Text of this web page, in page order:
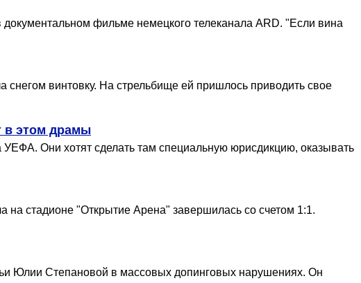
фильме немецкого телеканала ARD. "Если вина
винтовку. На стрельбище ей пришлось приводить свое
в этом драмы
Они хотят сделать там специальную юрисдикцию, оказывать
на стадионе "Открытие Арена" завершилась со счетом 1:1.
Юлии Степановой в массовых допинговых нарушениях. Он